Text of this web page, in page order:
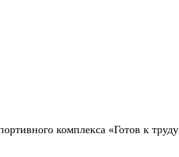
комплекса «Готов к труду